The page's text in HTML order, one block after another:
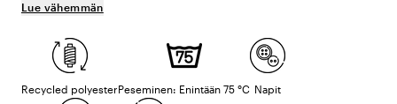
Lue vähemmän
Recycled polyesterPeseminen: Enintään 75 °C Napit